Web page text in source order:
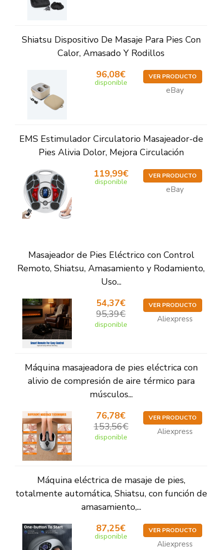
Shiatsu Dispositivo De Masaje Para Pies Con
Calor, Amasado Y Rodillos
96,08€
disponible
VER PRODUCTO
eBay
EMS Estimulador Circulatorio Masajeador-de
Pies Alivia Dolor, Mejora Circulación
119,99€
disponible
VER PRODUCTO
eBay
Masajeador de Pies Eléctrico con Control
Remoto, Shiatsu, Amasamiento y Rodamiento,
Uso...
54,37€
95,39€
disponible
VER PRODUCTO
Aliexpress
Máquina masajeadora de pies eléctrica con
alivio de compresión de aire térmico para
músculos...
76,78€
153,56€
disponible
VER PRODUCTO
Aliexpress
Máquina eléctrica de masaje de pies,
totalmente automática, Shiatsu, con función de
amasamiento,...
87,25€
disponible
VER PRODUCTO
Aliexpress